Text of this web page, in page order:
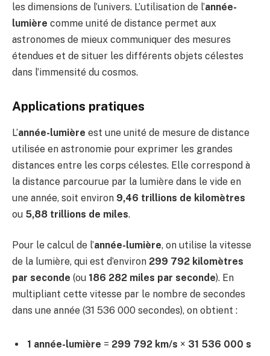
les dimensions de l’univers. L’utilisation de l’année-
lumière comme unité de distance permet aux
astronomes de mieux communiquer des mesures
étendues et de situer les différents objets célestes
dans l’immensité du cosmos.
Applications pratiques
L’année-lumière est une unité de mesure de distance
utilisée en astronomie pour exprimer les grandes
distances entre les corps célestes. Elle correspond à
la distance parcourue par la lumière dans le vide en
une année, soit environ 9,46 trillions de kilomètres
ou 5,88 trillions de miles.
Pour le calcul de l’année-lumière, on utilise la vitesse
de la lumière, qui est d’environ 299 792 kilomètres
par seconde (ou 186 282 miles par seconde). En
multipliant cette vitesse par le nombre de secondes
dans une année (31 536 000 secondes), on obtient :
1 année-lumière = 299 792 km/s × 31 536 000 s